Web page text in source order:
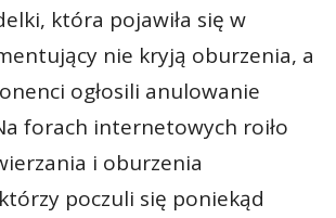
która pojawiła się w
nie kryją oburzenia, a
ogłosili anulowanie
forach internetowych roiło
i oburzenia
poczuli się poniekąd